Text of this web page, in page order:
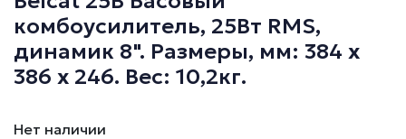
комбоусилитель, 25Вт RMS,
динамик 8". Размеры, мм: 384 х
386 х 246. Вес: 10,2кг.
Нет наличии